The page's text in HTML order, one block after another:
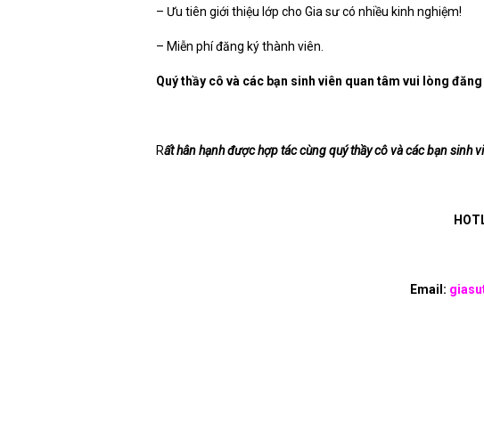
– Ưu tiên giới thiệu lớp cho Gia sư có nhiều kinh nghiệm!
– Miễn phí đăng ký thành viên.
Quý thầy cô và các bạn sinh viên quan tâm vui lòng
Rất hân hạnh được hợp tác cùng quý thầy cô và các bạn sinh
Email: